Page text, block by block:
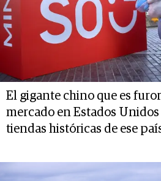
El gigante chino que es
mercado en Estados Unidos
tiendas históricas de ese